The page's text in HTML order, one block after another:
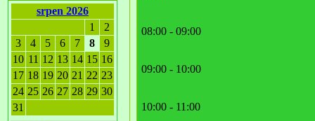
srpen 2026
1
2
3
4 5 6 7 8
9
10 11 12 13 14 15 16
17 18 19 20 21 22 23
24 25 26 27 28 29 30
31
08:00 - 09:00
09:00 - 10:00
10:00 - 11:00